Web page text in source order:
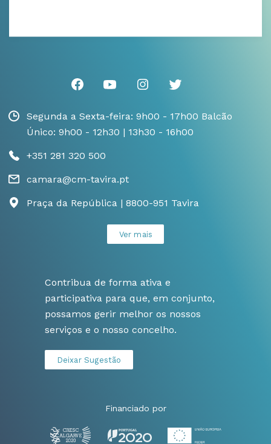
Segunda a Sexta-feira: 9h00 - 17h00 Balcão
Único: 9h00 - 12h30 | 13h30 - 16h00
+351 281 320 500
camara@cm-tavira.pt
Praça da República | 8800-951 Tavira
Ver mais
Contribua de forma ativa e
participativa para que, em conjunto,
possamos gerir melhor os nossos
serviços e o nosso concelho.
Deixar Sugestão
Financiado por